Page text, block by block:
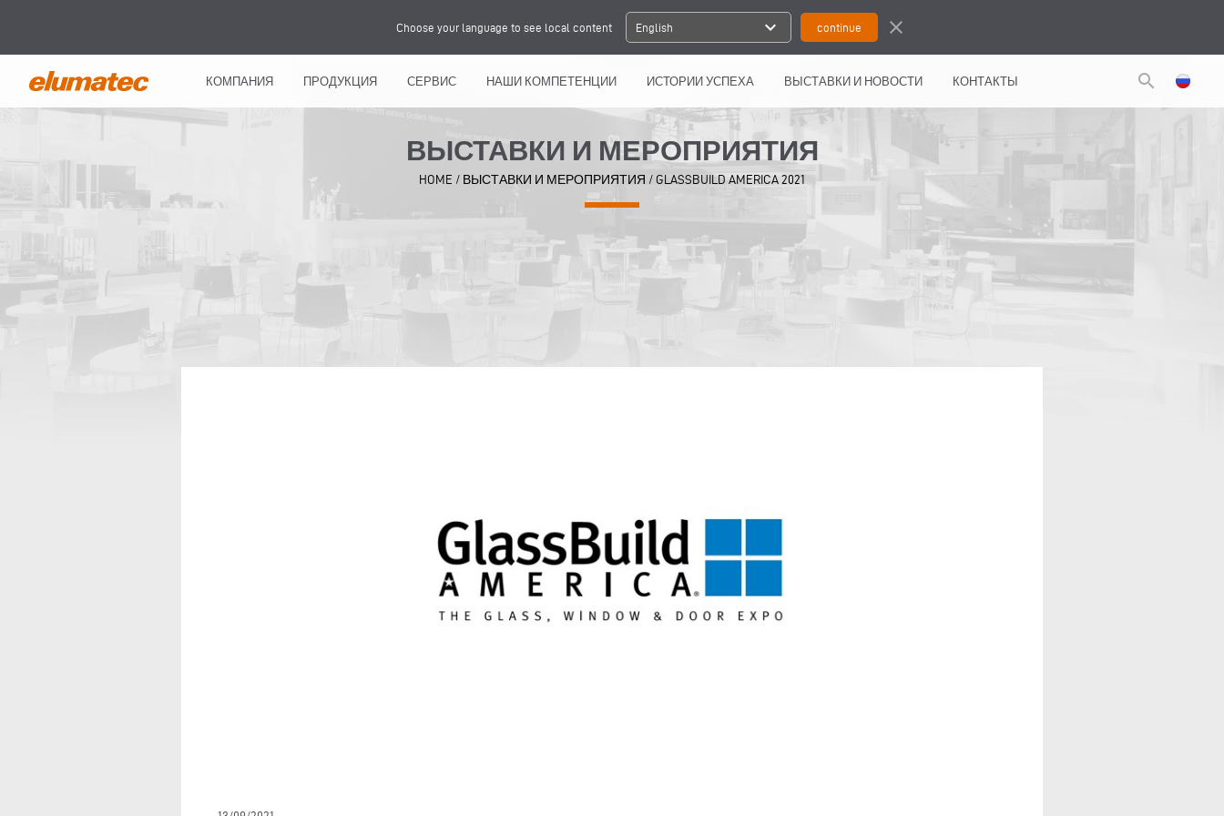
Choose your language to see local content English expand_more close
КОМПАНИЯ ПРОДУКЦИЯ СЕРВИС НАШИ КОМПЕТЕНЦИИ ИСТОРИИ УСПЕХА ВЫСТАВКИ И НОВОСТИ КОНТАКТЫ search
ВЫСТАВКИ И МЕРОПРИЯТИЯ
HOME / ВЫСТАВКИ И МЕРОПРИЯТИЯ / GLASSBUILD AMERICA 2021